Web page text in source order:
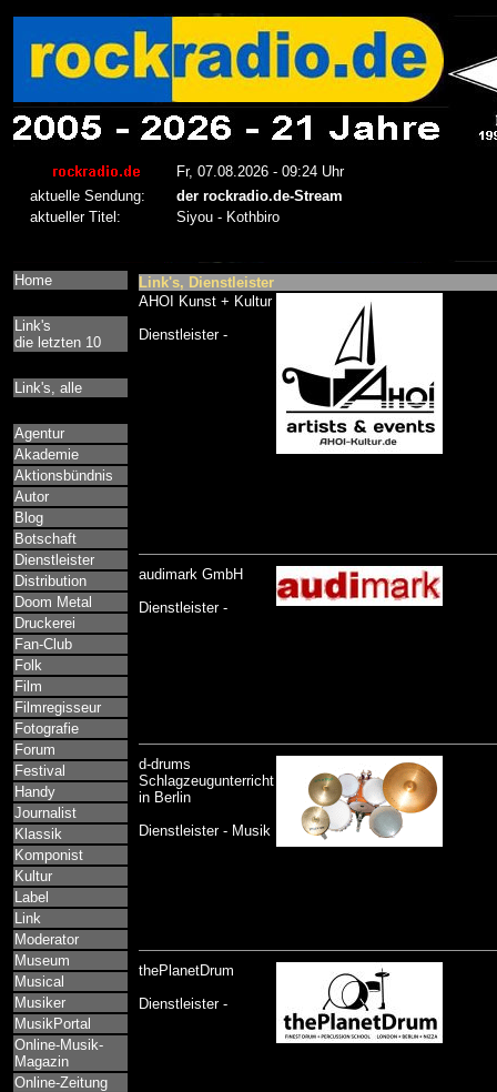
Home
Link's
die letzten 10
Link's, alle
Agentur
Akademie
Aktionsbündnis
Autor
Blog
Botschaft
Dienstleister
Distribution
Doom Metal
Druckerei
Fan-Club
Folk
Film
Filmregisseur
Fotografie
Forum
Festival
Handy
Journalist
Klassik
Komponist
Kultur
Label
Link
Moderator
Museum
Musical
Musiker
MusikPortal
Online-Musik-
Magazin
Online-Zeitung
Link's, Dienstleister
AHOI Kunst + Kultur
Dienstleister -
audimark GmbH
Dienstleister -
d-drums
Schlagzeugunterricht
in Berlin
Dienstleister - Musik
thePlanetDrum
Dienstleister -